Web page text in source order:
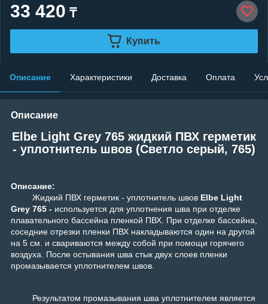
33 420 ₸
Купить
Описание Характеристики Доставка Оплата
Описание
Elbe Light Grey 765 жидкий ПВХ герметик
- уплотнитель швов (Светло серый, 765)
Описание:
Жидкий ПВХ герметик - уплотнитель швов Elbe Light
Grey 765 - используется для уплотнения шва при отделке
плавательного бассейна пленкой ПВХ. При отделке бассейна,
соседние отрезки пленки ПВХ накладываются один на другой
на 5 см. и свариваются между собой при помощи горячего
воздуха. После остывания шва стык двух слоев пленки
промазывается уплотнителем швов.
Результатом промазывания шва уплотнителем является